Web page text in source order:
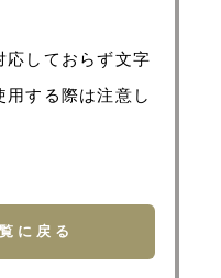
応しておらず文字
する際は注意し
に戻る